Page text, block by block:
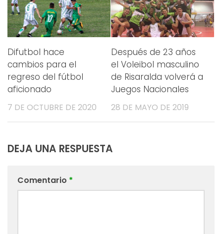
Difutbol hace
cambios para el
regreso del fútbol
aficionado
7 DE OCTUBRE DE 2020
Después de 23 años
el Voleibol masculino
de Risaralda volverá a
Juegos Nacionales
28 DE MAYO DE 2019
DEJA UNA RESPUESTA
Comentario *